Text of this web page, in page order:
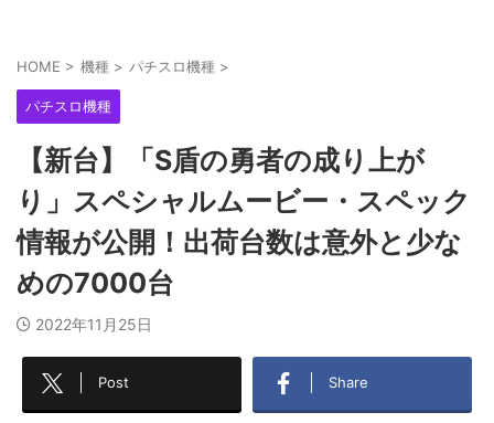
HOME > 機種 > パチスロ機種 >
パチスロ機種
【新台】「S盾の勇者の成り上が
り」スペシャルムービー・スペック
情報が公開！出荷台数は意外と少な
めの7000台
2022年11月25日
Post Share